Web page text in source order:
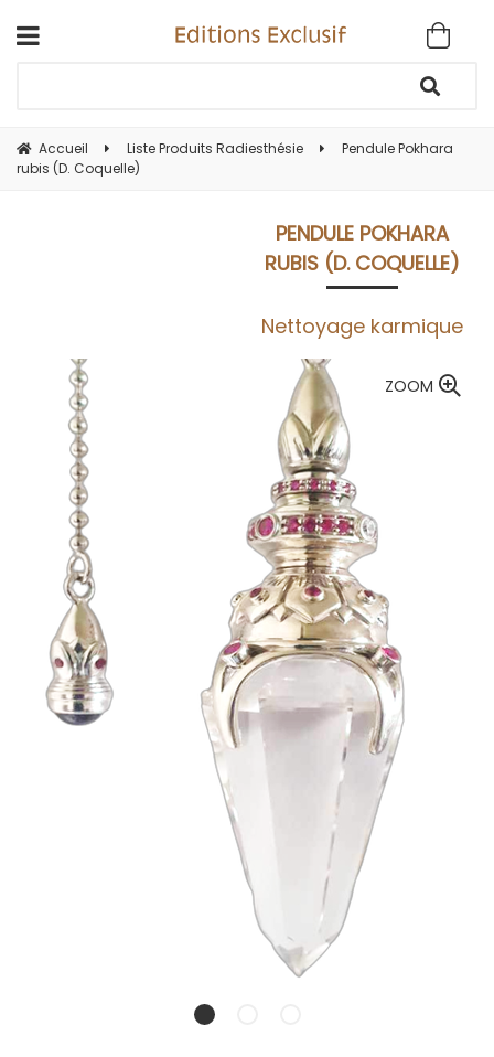
Accueil Liste Produits Radiesthésie
Pendule Pokhara
rubis (D. Coquelle)
PENDULE POKHARA
RUBIS (D. COQUELLE)
Nettoyage karmique
ZOOM